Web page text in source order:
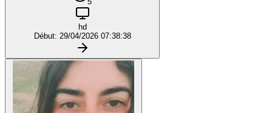
hd
Début: 29/04/2026 07:38:38